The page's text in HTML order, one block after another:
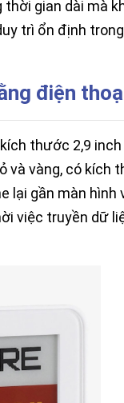
gian dài mà
trì ổn định
điện
thước 2,9
vàng, có kích
lại gần màn
việc truyền dữ